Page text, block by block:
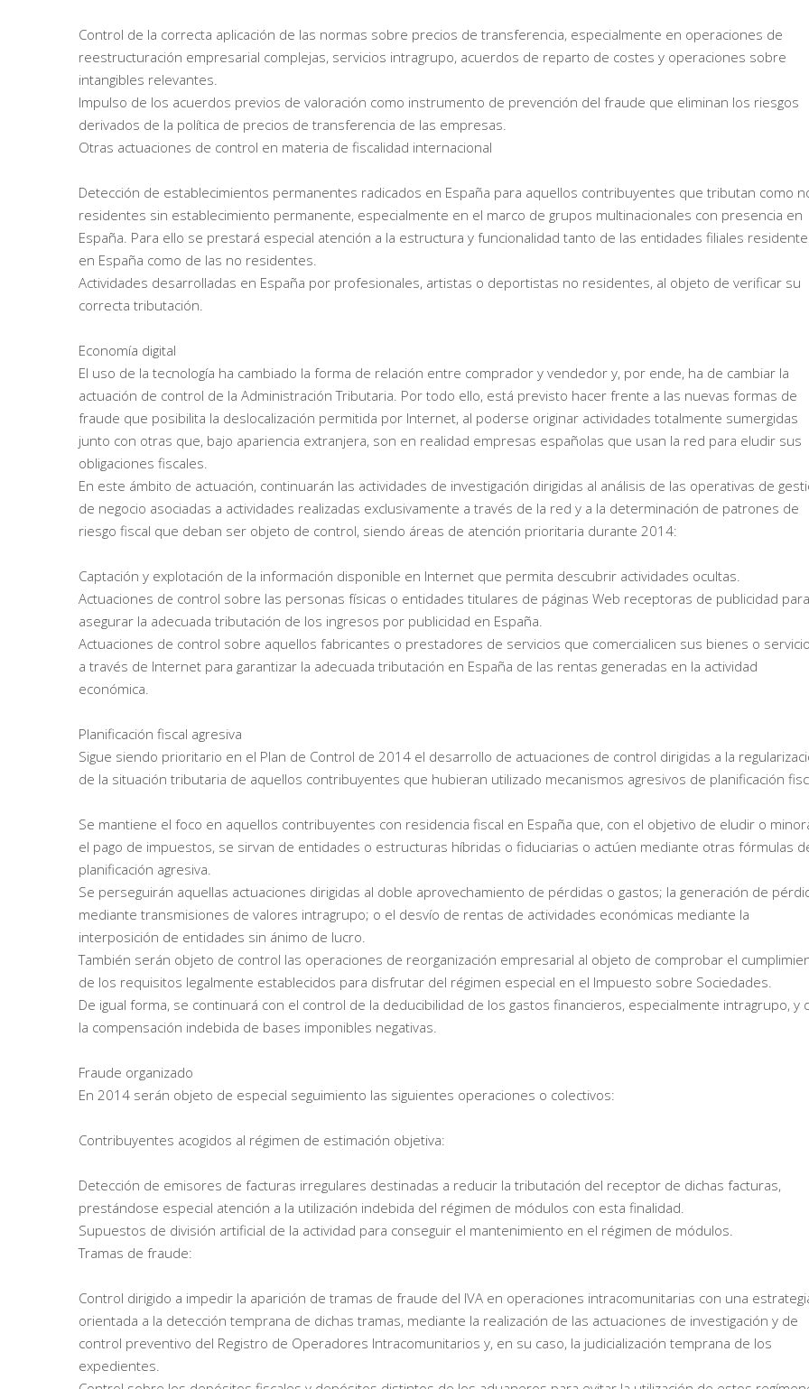
Control de la correcta aplicación de las normas sobre precios de transferencia, especialmente en operaciones de
reestructuración empresarial complejas, servicios intragrupo, acuerdos de reparto de costes y operaciones sobre
intangibles relevantes.
Impulso de los acuerdos previos de valoración como instrumento de prevención del fraude que eliminan los riesgos
derivados de la política de precios de transferencia de las empresas.
Otras actuaciones de control en materia de fiscalidad internacional
Detección de establecimientos permanentes radicados en España para aquellos contribuyentes que tributan como
residentes sin establecimiento permanente, especialmente en el marco de grupos multinacionales con presencia en
España. Para ello se prestará especial atención a la estructura y funcionalidad tanto de las entidades filiales
en España como de las no residentes.
Actividades desarrolladas en España por profesionales, artistas o deportistas no residentes, al objeto de verificar su
correcta tributación.
Economía digital
El uso de la tecnología ha cambiado la forma de relación entre comprador y vendedor y, por ende, ha de cambiar la
actuación de control de la Administración Tributaria. Por todo ello, está previsto hacer frente a las nuevas formas de
fraude que posibilita la deslocalización permitida por Internet, al poderse originar actividades totalmente sumergidas
junto con otras que, bajo apariencia extranjera, son en realidad empresas españolas que usan la red para eludir sus
obligaciones fiscales.
En este ámbito de actuación, continuarán las actividades de investigación dirigidas al análisis de las operativas de
de negocio asociadas a actividades realizadas exclusivamente a través de la red y a la determinación de patrones de
riesgo fiscal que deban ser objeto de control, siendo áreas de atención prioritaria durante 2014:
Captación y explotación de la información disponible en Internet que permita descubrir actividades ocultas.
Actuaciones de control sobre las personas físicas o entidades titulares de páginas Web receptoras de publicidad para
asegurar la adecuada tributación de los ingresos por publicidad en España.
Actuaciones de control sobre aquellos fabricantes o prestadores de servicios que comercialicen sus bienes o
a través de Internet para garantizar la adecuada tributación en España de las rentas generadas en la actividad
económica.
Planificación fiscal agresiva
Sigue siendo prioritario en el Plan de Control de 2014 el desarrollo de actuaciones de control dirigidas a la
de la situación tributaria de aquellos contribuyentes que hubieran utilizado mecanismos agresivos de planificación
Se mantiene el foco en aquellos contribuyentes con residencia fiscal en España que, con el objetivo de eludir o
el pago de impuestos, se sirvan de entidades o estructuras híbridas o fiduciarias o actúen mediante otras fórmulas
planificación agresiva.
Se perseguirán aquellas actuaciones dirigidas al doble aprovechamiento de pérdidas o gastos; la generación de
mediante transmisiones de valores intragrupo; o el desvío de rentas de actividades económicas mediante la
interposición de entidades sin ánimo de lucro.
También serán objeto de control las operaciones de reorganización empresarial al objeto de comprobar el
de los requisitos legalmente establecidos para disfrutar del régimen especial en el Impuesto sobre Sociedades.
De igual forma, se continuará con el control de la deducibilidad de los gastos financieros, especialmente intragrupo, y
la compensación indebida de bases imponibles negativas.
Fraude organizado
En 2014 serán objeto de especial seguimiento las siguientes operaciones o colectivos:
Contribuyentes acogidos al régimen de estimación objetiva:
Detección de emisores de facturas irregulares destinadas a reducir la tributación del receptor de dichas facturas,
prestándose especial atención a la utilización indebida del régimen de módulos con esta finalidad.
Supuestos de división artificial de la actividad para conseguir el mantenimiento en el régimen de módulos.
Tramas de fraude:
Control dirigido a impedir la aparición de tramas de fraude del IVA en operaciones intracomunitarias con una
orientada a la detección temprana de dichas tramas, mediante la realización de las actuaciones de investigación y de
control preventivo del Registro de Operadores Intracomunitarios y, en su caso, la judicialización temprana de los
expedientes.